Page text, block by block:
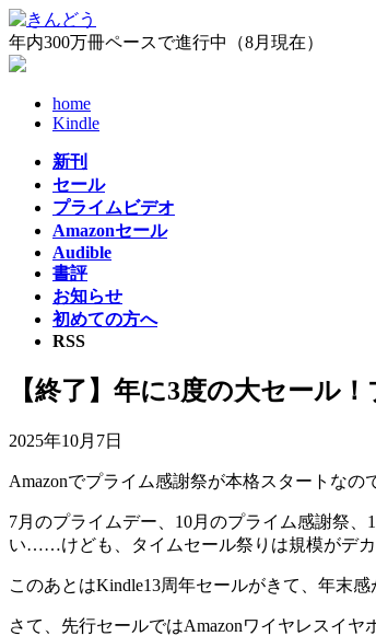
コ
ン
テ
ナ
ビ
ゲ
年内300万冊ペースで進行中（8月現在）
home
Kindle
新刊
セール
プライムビデオ
Amazonセール
Audible
書評
お知らせ
初めての方へ
RSS
【終了】年に3度の大セール
2025年10月7日
Amazonでプライム感謝祭が本格スタートなの
7月のプライムデー、10月のプライム感謝祭
い……けども、タイムセール祭りは規模がデカ
このあとはKindle13周年セールがきて、年末感
さて、先行セールではAmazonワイヤレスイ